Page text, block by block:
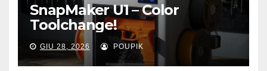
SnapMaker U1 – Color
Toolchange!
GIU 28, 2026 POUPIK